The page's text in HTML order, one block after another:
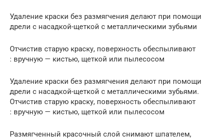
Удаление краски без размягчения делают при помощи
дрели с насадкой-щеткой с металлическими зубьями
Отчистив старую краску, поверхность обеспыливают
: вручную — кистью, щеткой или пылесосом
Удаление краски без размягчения делают при помощи
дрели с насадкой-щеткой с металлическими зубьями.
Отчистив старую краску, поверхность обеспыливают
: вручную — кистью, щеткой или пылесосом
Размягченный красочный слой снимают шпателем,